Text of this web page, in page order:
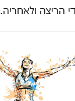
הריצה ולאחריה.